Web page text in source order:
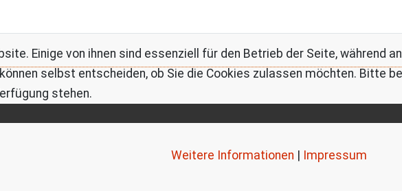
Einige von ihnen sind essenziell für den Betrieb der Seite, während
selbst entscheiden, ob Sie die Cookies zulassen möchten. Bitte
stehen.
Weitere Informationen Impressum